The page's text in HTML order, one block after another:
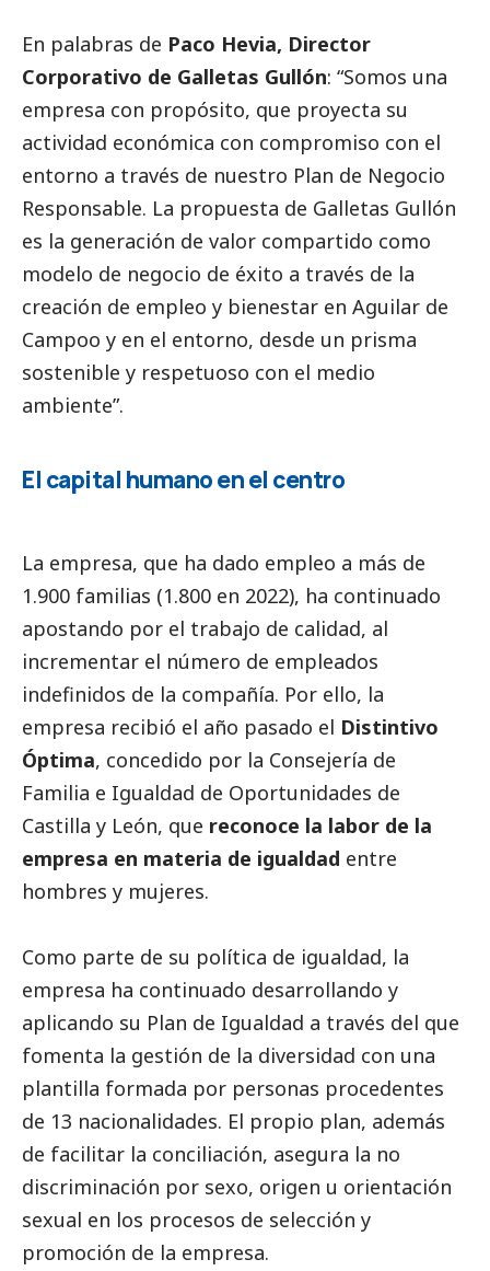
En palabras de Paco Hevia, Director
Corporativo de Galletas Gullón: “Somos una
empresa con propósito, que proyecta su
actividad económica con compromiso con el
entorno a través de nuestro Plan de Negocio
Responsable. La propuesta de Galletas Gullón
es la generación de valor compartido como
modelo de negocio de éxito a través de la
creación de empleo y bienestar en Aguilar de
Campoo y en el entorno, desde un prisma
sostenible y respetuoso con el medio
ambiente”.
El capital humano en el centro
La empresa, que ha dado empleo a más de
1.900 familias (1.800 en 2022), ha continuado
apostando por el trabajo de calidad, al
incrementar el número de empleados
indefinidos de la compañía. Por ello, la
empresa recibió el año pasado el Distintivo
Óptima, concedido por la Consejería de
Familia e Igualdad de Oportunidades de
Castilla y León, que reconoce la labor de la
empresa en materia de igualdad entre
hombres y mujeres.
Como parte de su política de igualdad, la
empresa ha continuado desarrollando y
aplicando su Plan de Igualdad a través del que
fomenta la gestión de la diversidad con una
plantilla formada por personas procedentes
de 13 nacionalidades. El propio plan, además
de facilitar la conciliación, asegura la no
discriminación por sexo, origen u orientación
sexual en los procesos de selección y
promoción de la empresa.